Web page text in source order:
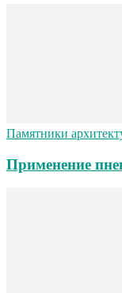
Памятники
Применение